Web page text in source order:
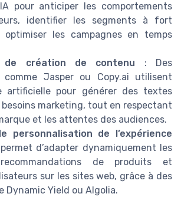
pour anticiper les comportements
identifier les segments à fort
les campagnes en temps
de création de contenu : Des
comme Jasper ou Copy.ai utilisent
artificielle pour générer des textes
marketing, tout en respectant
et les attentes des audiences.
personnalisation de l’expérience
permet d’adapter dynamiquement les
de produits et
sur les sites web, grâce à des
Dynamic Yield ou Algolia.